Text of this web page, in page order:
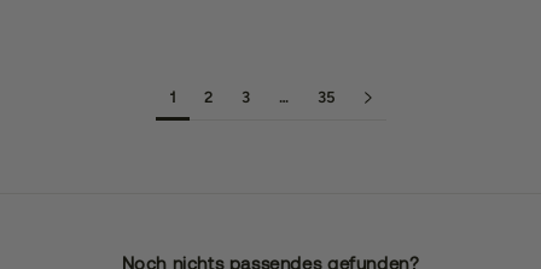
1 2 3 … 35
Noch nichts passendes gefunden?